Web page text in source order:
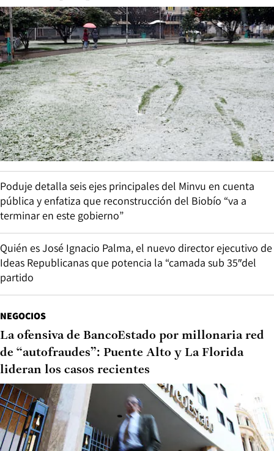
Poduje detalla seis ejes principales del Minvu en cuenta
pública y enfatiza que reconstrucción del Biobío “va a
terminar en este gobierno”
Quién es José Ignacio Palma, el nuevo director ejecutivo de
Ideas Republicanas que potencia la “camada sub 35″del
partido
NEGOCIOS
La ofensiva de BancoEstado por millonaria red
de “autofraudes”: Puente Alto y La Florida
lideran los casos recientes